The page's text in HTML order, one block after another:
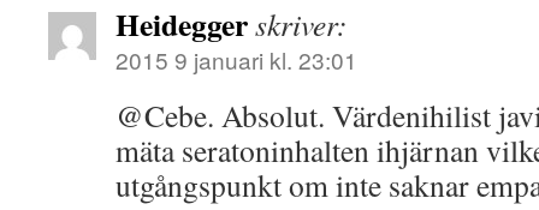
Heideggerskriver:
2015 9 januari kl. 23:01
@Cebe. Absolut. Värdenihilist
mäta seratoninhalten ihjärnan
utgångspunkt om inte saknar